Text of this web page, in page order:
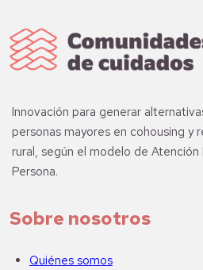
Innovación para generar
personas mayores en cohousing y
rural, según el modelo de
Persona.
Sobre nosotros
Quiénes somos